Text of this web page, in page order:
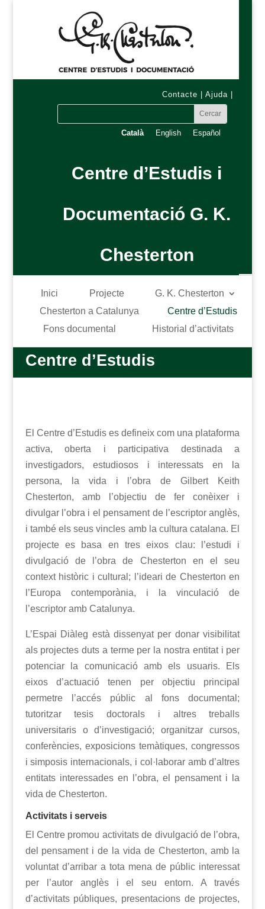
Contacte | Ajuda |
Català English Español
Centre d’Estudis i
Documentació G. K.
Chesterton
Inici Projecte
G. K. Chesterton
Chesterton a Catalunya
Centre d’Estudis
Fons documental
Historial d’activitats
Centre d’Estudis
El Centre d’Estudis es defineix com una plataforma
activa, oberta i participativa destinada a
investigadors, estudiosos i interessats en la
persona, la vida i l’obra de Gilbert Keith
Chesterton, amb l’objectiu de fer conèixer i
divulgar l’obra i el pensament de l’escriptor anglès,
i també els seus vincles amb la cultura catalana. El
projecte es basa en tres eixos clau: l’estudi i
divulgació de l’obra de Chesterton en el seu
context històric i cultural; l’ideari de Chesterton en
l’Europa contemporània, i la vinculació de
l’escriptor amb Catalunya.
L’Espai Diàleg està dissenyat per donar visibilitat
als projectes duts a terme per la nostra entitat i per
potenciar la comunicació amb els usuaris. Els
eixos d’actuació tenen per objectiu principal
permetre l’accés públic al fons documental;
tutoritzar tesis doctorals i altres treballs
universitaris o d’investigació; organitzar cursos,
conferències, exposicions temàtiques, congressos
i simposis internacionals, i col·laborar amb d’altres
entitats interessades en l’obra, el pensament i la
vida de Chesterton.
Activitats i serveis
El Centre promou activitats de divulgació de l’obra,
del pensament i de la vida de Chesterton, amb la
voluntat d’arribar a tota mena de públic interessat
per l’autor anglès i el seu entorn. A través
d’activitats públiques, presentacions de projectes,